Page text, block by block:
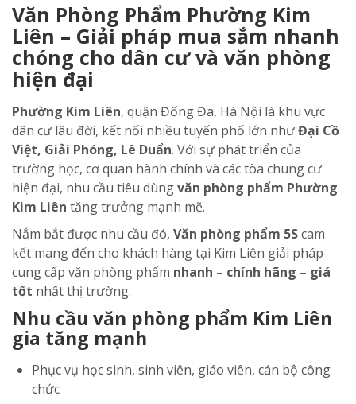
Văn Phòng Phẩm Phường Kim
Liên – Giải pháp mua sắm nhanh
chóng cho dân cư và văn phòng
hiện đại
Phường Kim Liên, quận Đống Đa, Hà Nội là khu vực
dân cư lâu đời, kết nối nhiều tuyến phố lớn nhưĐại Cồ
Việt, Giải Phóng, Lê Duẩn. Với sự phát triển của
trường học, cơ quan hành chính và các tòa chung cư
hiện đại, nhu cầu tiêu dùngvăn phòng phẩm Phường
Kim Liên tăng trưởng mạnh mẽ.
Nắm bắt được nhu cầu đó, Văn phòng phẩm 5Scam
kết mang đến cho khách hàng tại Kim Liên giải pháp
cung cấp văn phòng phẩm nhanh – chính hãng – giá
tốt nhất thị trường.
Nhu cầu văn phòng phẩm Kim Liên
gia tăng mạnh
Phục vụ học sinh, sinh viên, giáo viên, cán bộ công
chức